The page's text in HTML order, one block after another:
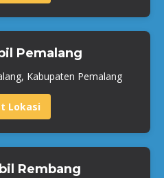
Pemalang
Kabupaten Pemalang
Lokasi
Rembang